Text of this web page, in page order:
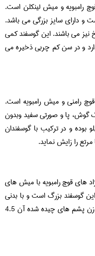
قوچ رامبویه و میش لینکلن است.
دارای سایز بزرگی می باشد.
می باشند. این گوسفند کمی
و در سن کم چربی ذخیره می
قوچ رامنی و میش رامبویه است.
گوش، پا و صورتی سفید وبدون
وزن پشم آن بین 4.5 تا 5.9 کیلو بوده و در ترکیب با گوسفندان
را زایش نماید.
های قوچ رامبویه با میش های
این گوسفند بزرگ است و با بدنی
بلوکی رنگ صورتی سفید و بدون پشم دارد. وزن پشم های چیده شده آن 4.5